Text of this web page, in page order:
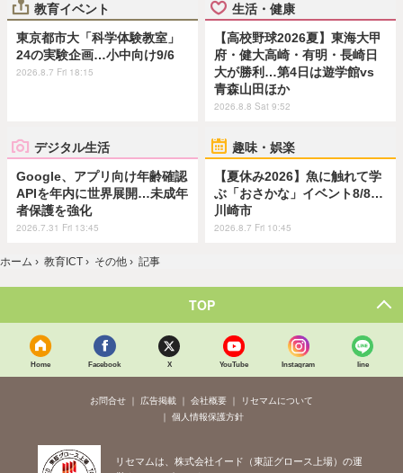
教育イベント
東京都市大「科学体験教室」
24の実験企画…小中向け9/6
2026.8.7 Fri 18:15
生活・健康
【高校野球2026夏】東海大甲
府・健大高崎・有明・長崎日
大が勝利…第4日は遊学館vs
青森山田ほか
2026.8.8 Sat 9:52
デジタル生活
Google、アプリ向け年齢確認
APIを年内に世界展開…未成年
者保護を強化
2026.7.31 Fri 13:45
趣味・娯楽
【夏休み2026】魚に触れて学
ぶ「おさかな」イベント8/8…
川崎市
2026.8.7 Fri 10:45
ホーム › 教育ICT › その他 › 記事
TOP
Home Facebook X YouTube Instagram line
お問合せ 広告掲載 会社概要
リセマムについて
個人情報保護方針
リセマムは、株式会社イード（東証グロース上場）の運